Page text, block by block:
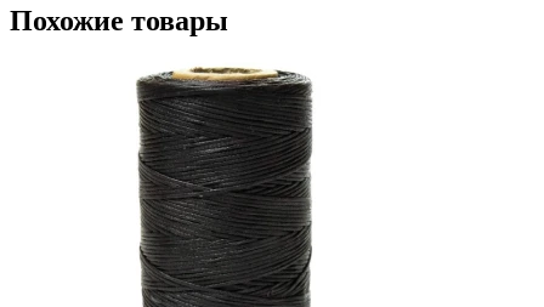
Похожие товары